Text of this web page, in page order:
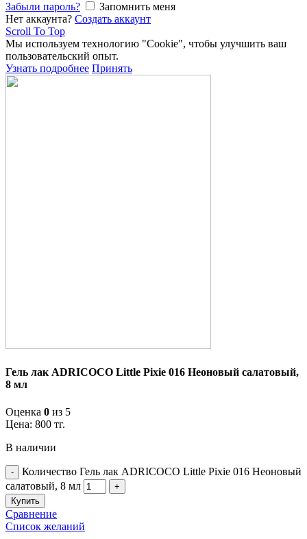
Забыли пароль?
Запомнить меня
Нет аккаунта? Создать аккаунт
Scroll To Top
Мы используем технологию "Cookie", чтобы улучшить ваш
пользовательский опыт.
Узнать подробнее Принять
Гель лак ADRICOCO Little Pixie 016 Неоновый салатовый,
8 мл
Оценка 0 из 5
Цена: 800 тг.
В наличии
Количество Гель лак ADRICOCO Little Pixie 016 Неоновый
салатовый, 8 мл
Купить
Сравнение
Список желаний